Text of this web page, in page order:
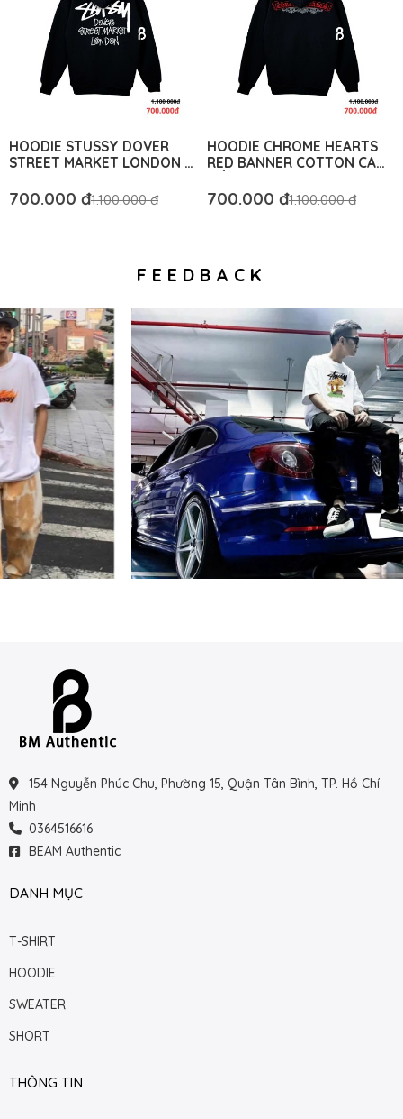
HOODIE STUSSY DOVER
STREET MARKET LONDON –
700.000 đ1.100.000 đ
HOODIE CHROME HEARTS
RED BANNER COTTON CAO
AUTHENTIC
700.000 đ1.100.000 đ
FEEDBACK
154 Nguyễn Phúc Chu, Phường 15, Quận Tân Bình, TP. Hồ Chí
Minh
0364516616
BEAM Authentic
DANH MỤC
T-SHIRT
HOODIE
SWEATER
SHORT
THÔNG TIN